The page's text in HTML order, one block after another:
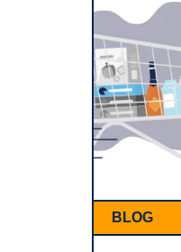
BLOG